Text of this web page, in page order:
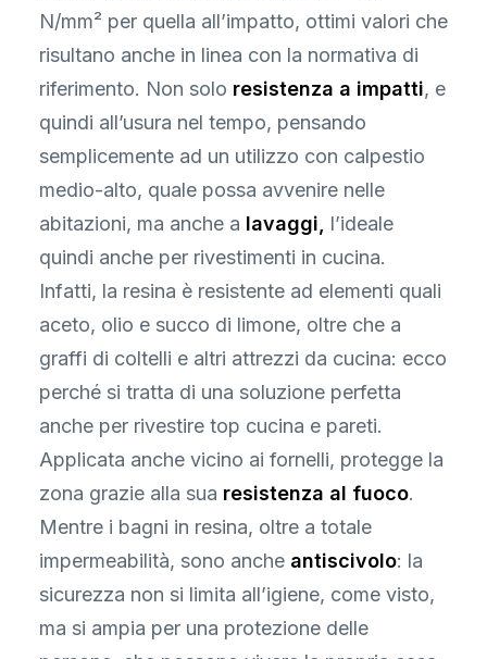
N/mm² per quella all’impatto, ottimi valori che
risultano anche in linea con la normativa di
riferimento. Non solo resistenza a impatti, e
quindi all’usura nel tempo, pensando
semplicemente ad un utilizzo con calpestio
medio-alto, quale possa avvenire nelle
abitazioni, ma anche a lavaggi, l’ideale
quindi anche per rivestimenti in cucina.
Infatti, la resina è resistente ad elementi quali
aceto, olio e succo di limone, oltre che a
graffi di coltelli e altri attrezzi da cucina: ecco
perché si tratta di una soluzione perfetta
anche per rivestire top cucina e pareti.
Applicata anche vicino ai fornelli, protegge la
zona grazie alla sua resistenza al fuoco.
Mentre i bagni in resina, oltre a totale
impermeabilità, sono anche antiscivolo: la
sicurezza non si limita all’igiene, come visto,
ma si ampia per una protezione delle